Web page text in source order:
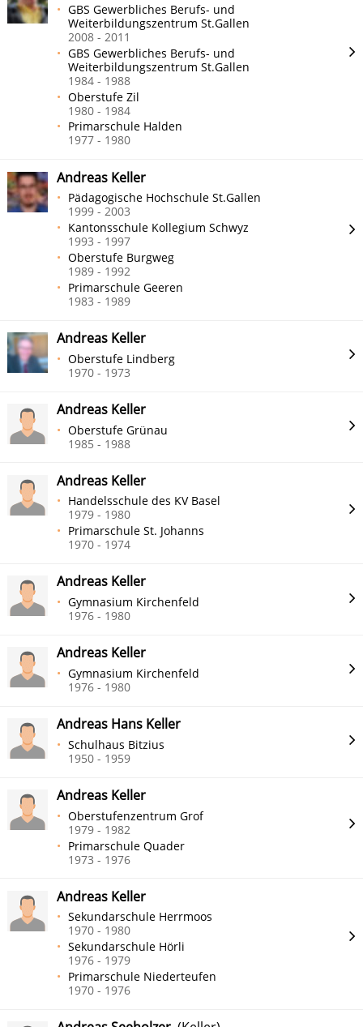
GBS Gewerbliches Berufs- und
Weiterbildungszentrum St.Gallen
2008 - 2011
GBS Gewerbliches Berufs- und
Weiterbildungszentrum St.Gallen
1984 - 1988
Oberstufe Zil
1980 - 1984
Primarschule Halden
1977 - 1980
Andreas Keller
Pädagogische Hochschule St.Gallen
1999 - 2003
Kantonsschule Kollegium Schwyz
1993 - 1997
Oberstufe Burgweg
1989 - 1992
Primarschule Geeren
1983 - 1989
Andreas Keller
Oberstufe Lindberg
1970 - 1973
Andreas Keller
Oberstufe Grünau
1985 - 1988
Andreas Keller
Handelsschule des KV Basel
1979 - 1980
Primarschule St. Johanns
1970 - 1974
Andreas Keller
Gymnasium Kirchenfeld
1976 - 1980
Andreas Keller
Gymnasium Kirchenfeld
1976 - 1980
Andreas Hans Keller
Schulhaus Bitzius
1950 - 1959
Andreas Keller
Oberstufenzentrum Grof
1979 - 1982
Primarschule Quader
1973 - 1976
Andreas Keller
Sekundarschule Herrmoos
1970 - 1980
Sekundarschule Hörli
1976 - 1979
Primarschule Niederteufen
1970 - 1976